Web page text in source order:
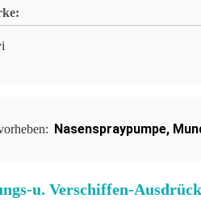
Nasenspraypumpe,
u. Verschiffen-